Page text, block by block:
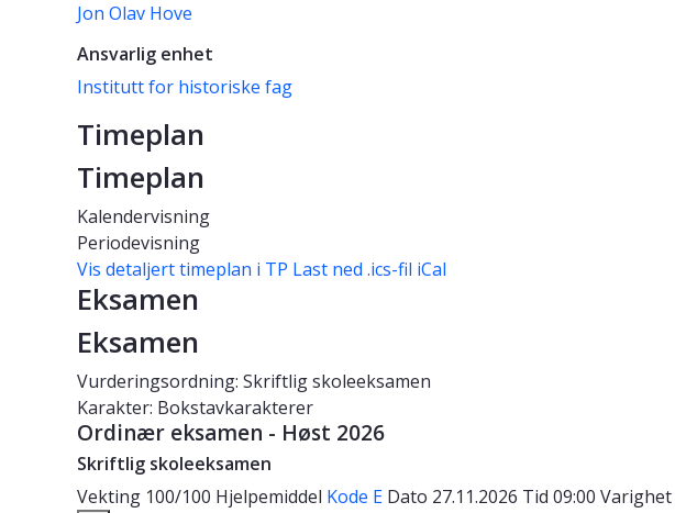
Jon Olav Hove
Ansvarlig enhet
Institutt for historiske fag
Timeplan
Timeplan
Kalendervisning
Periodevisning
Vis detaljert timeplan i TP Last ned .ics-fil iCal
Eksamen
Eksamen
Vurderingsordning: Skriftlig skoleeksamen
Karakter: Bokstavkarakterer
Ordinær eksamen - Høst 2026
Skriftlig skoleeksamen
Vekting 100/100 Hjelpemiddel Kode E Dato 27.11.2026 Tid 09:00 Varighet